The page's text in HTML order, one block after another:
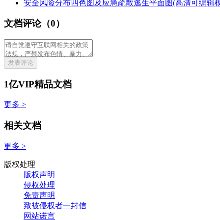
安全风险分布四色图及应急疏散逃生平面图(高清可编辑
文档评论（0）
发表评论
1亿VIP精品文档
更多 >
相关文档
更多 >
版权处理
版权声明
侵权处理
免责声明
致被侵权者一封信
网站诺言